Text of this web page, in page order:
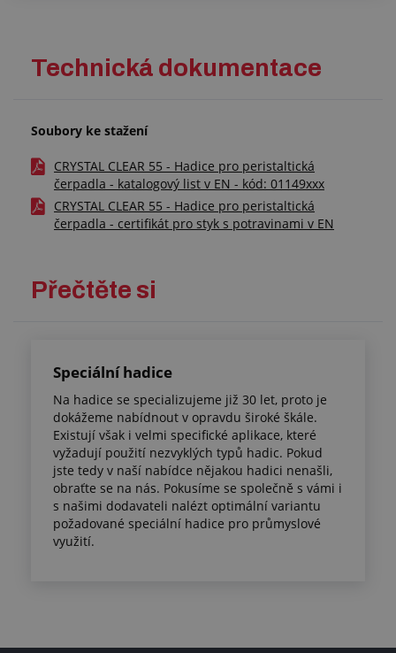
Technická dokumentace
Soubory ke stažení
CRYSTAL CLEAR 55 - Hadice pro peristaltická
čerpadla - katalogový list v EN - kód: 01149xxx
CRYSTAL CLEAR 55 - Hadice pro peristaltická
čerpadla - certifikát pro styk s potravinami v EN
Přečtěte si
Speciální hadice
Na hadice se specializujeme již 30 let, proto je
dokážeme nabídnout v opravdu široké škále.
Existují však i velmi specifické aplikace, které
vyžadují použití nezvyklých typů hadic. Pokud
jste tedy v naší nabídce nějakou hadici nenašli,
obraťte se na nás. Pokusíme se společně s vámi i
s našimi dodavateli nalézt optimální variantu
požadované speciální hadice pro průmyslové
využití.